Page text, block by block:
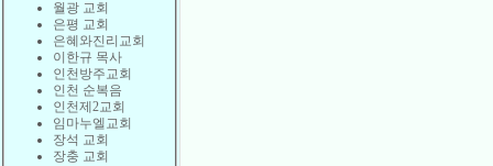
월광 교회
은평 교회
은혜와진리교회
이한규 목사
인천방주교회
인천 순복음
인천제2교회
임마누엘교회
장석 교회
장충 교회